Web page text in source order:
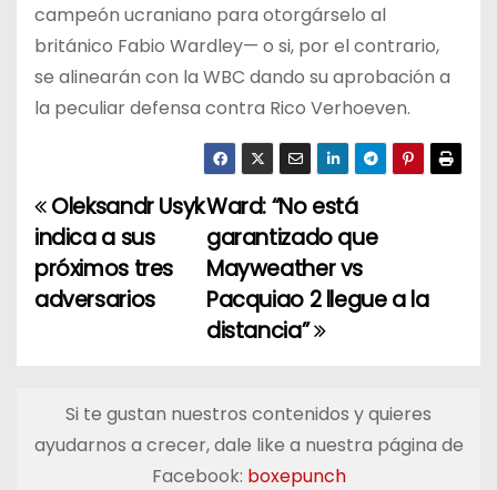
campeón ucraniano para otorgárselo al
británico Fabio Wardley— o si, por el contrario,
se alinearán con la WBC dando su aprobación a
la peculiar defensa contra Rico Verhoeven.
N
a
v
a
Ward: “No está
garantizado que
Mayweather vs
Pacquiao 2 llegue a la
distancia”
Oleksandr Usyk
indica a sus
próximos tres
adversarios
Si te gustan nuestros contenidos y quieres
ayudarnos a crecer, dale like a nuestra página de
Facebook: boxepunch